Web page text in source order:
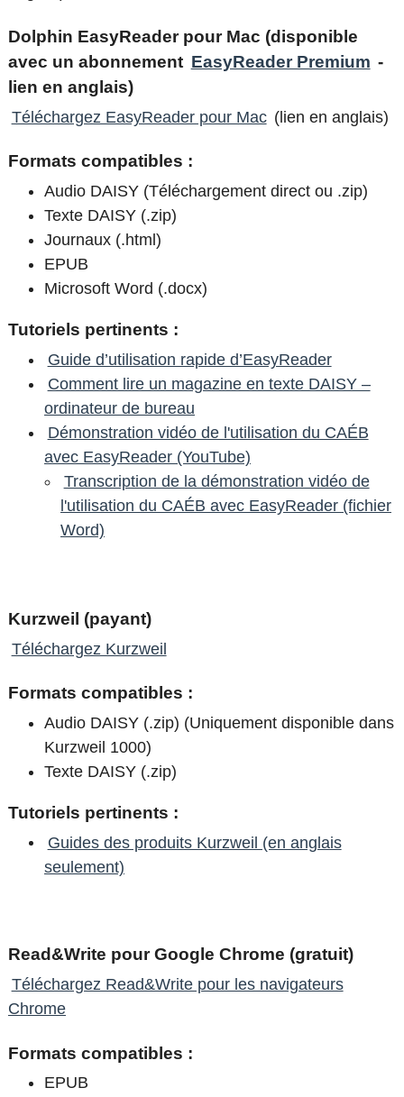
Dolphin EasyReader pour Mac (disponible
avec un abonnement EasyReader Premium -
lien en anglais)
Téléchargez EasyReader pour Mac (lien en anglais)
Formats compatibles :
Audio DAISY (Téléchargement direct ou .zip)
Texte DAISY (.zip)
Journaux (.html)
EPUB
Microsoft Word (.docx)
Tutoriels pertinents :
Guide d’utilisation rapide d’EasyReader
Comment lire un magazine en texte DAISY –
ordinateur de bureau
Démonstration vidéo de l'utilisation du CAÉB
avec EasyReader (YouTube)
Transcription de la démonstration vidéo de
l'utilisation du CAÉB avec EasyReader (fichier
Word)
Kurzweil (payant)
Téléchargez Kurzweil
Formats compatibles :
Audio DAISY (.zip) (Uniquement disponible dans
Kurzweil 1000)
Texte DAISY (.zip)
Tutoriels pertinents :
Guides des produits Kurzweil (en anglais
seulement)
Read&Write pour Google Chrome (gratuit)
Téléchargez Read&Write pour les navigateurs
Chrome
Formats compatibles :
EPUB